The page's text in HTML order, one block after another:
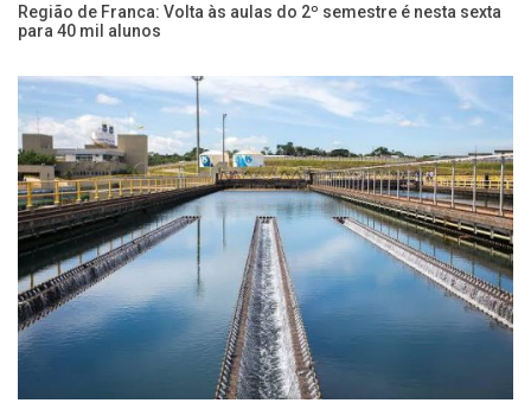
Região de Franca: Volta às aulas do 2º semestre é nesta sexta
para 40 mil alunos